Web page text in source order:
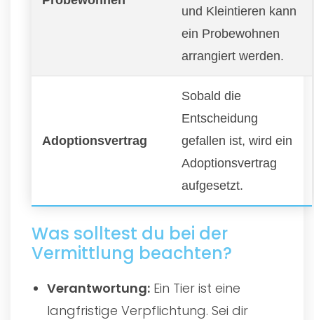
und Kleintieren kann
ein Probewohnen
arrangiert werden.
Adoptionsvertrag
Sobald die
Entscheidung
gefallen ist, wird ein
Adoptionsvertrag
aufgesetzt.
Was solltest du bei der
Vermittlung beachten?
Verantwortung: Ein Tier ist eine
langfristige Verpflichtung. Sei dir